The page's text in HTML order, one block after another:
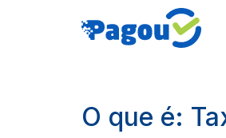
O que é: